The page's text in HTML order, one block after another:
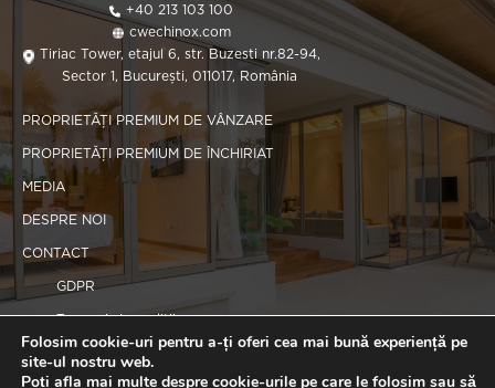
+40 213 103 100
cwechinox.com
Tiriac Tower, etajul 6, str. Buzesti nr.82-94,
Sector 1, București, 011017, România
PROPRIETĂȚI PREMIUM DE VÂNZARE
PROPRIETĂȚI PREMIUM DE ÎNCHIRIAT
MEDIA
DESPRE NOI
CONTACT
GDPR
Termeni și condiții
Politica de cookie-uri
Folosim cookie-uri pentru a-ți oferi cea mai bună experiență pe
site-ul nostru web.
Poți afla mai multe despre cookie-urile pe care le folosim sau să